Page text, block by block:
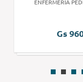
ENFERMERÍA
Gs